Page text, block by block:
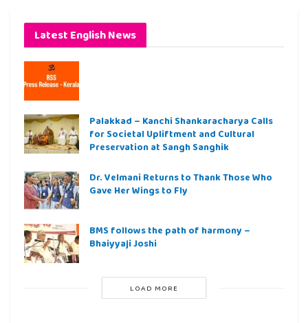
Latest English News
Palakkad – Kanchi Shankaracharya Calls
for Societal Upliftment and Cultural
Preservation at Sangh Sanghik
Dr. Velmani Returns to Thank Those Who
Gave Her Wings to Fly
BMS follows the path of harmony –
Bhaiyyaji Joshi
LOAD MORE